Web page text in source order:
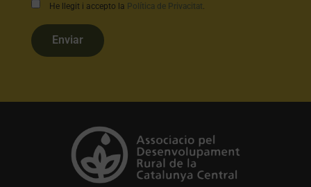
He llegit i accepto la Política de Privacitat
Enviar